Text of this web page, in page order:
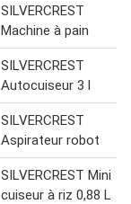
SILVERCREST
Machine à pain
SILVERCREST
Autocuiseur 3 l
SILVERCREST
Aspirateur robot
SILVERCREST Mini
cuiseur à riz 0,88 L